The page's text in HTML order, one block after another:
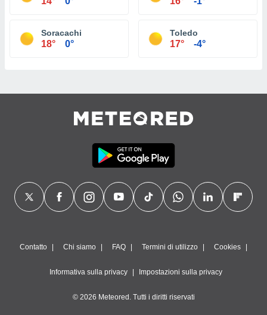
Soracachi
18° 0°
Toledo
17° -4°
Contatto Chi siamo FAQ Termini di utilizzo Cookies
Informativa sulla privacy Impostazioni sulla privacy
© 2026 Meteored. Tutti i diritti riservati